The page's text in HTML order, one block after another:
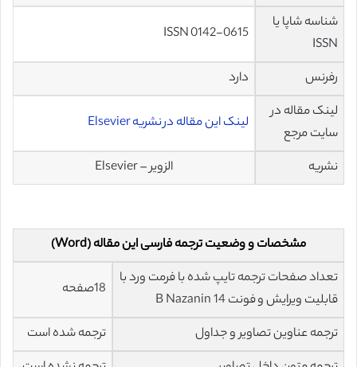
شناسه شاپا یا
ISSN
ISSN 0142-0615
رفرنس
دارد
لینک مقاله در
سایت مرجع
لینک این مقاله در نشریه Elsevier
نشریه الزویر – Elsevier
مشخصات و وضعیت ترجمه فارسی این مقاله (Word)
تعداد صفحات ترجمه تایپ شده با فرمت ورد با
قابلیت ویرایش و فونت 14 B Nazanin
18صفحه
ترجمه عناوین تصاویر و جداول
ترجمه شده است